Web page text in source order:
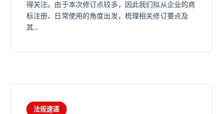
得关注。由于本次修订点较多，因此我们拟从企业的商
标注册、日常使用的角度出发，梳理相关修订要点及
其…
法规速递